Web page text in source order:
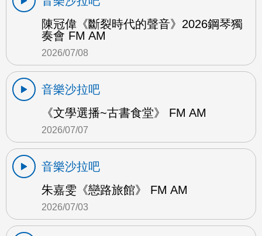
陳冠偉《斷裂時代的聲音》2026鋼琴獨
奏會 FM AM
2026/07/08
音樂沙拉吧
《文學選播~古書食堂》 FM AM
2026/07/07
音樂沙拉吧
朱嘉雯《戀路旅館》 FM AM
2026/07/03